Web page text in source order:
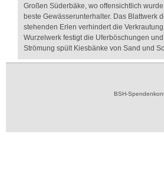
Großen Süderbäke, wo offensichtlich
beste Gewässerunterhalter. Das Blattwerk
stehenden Erlen verhindert die
Wurzelwerk festigt die Uferböschungen
Strömung spült Kiesbänke von Sand und
BSH-